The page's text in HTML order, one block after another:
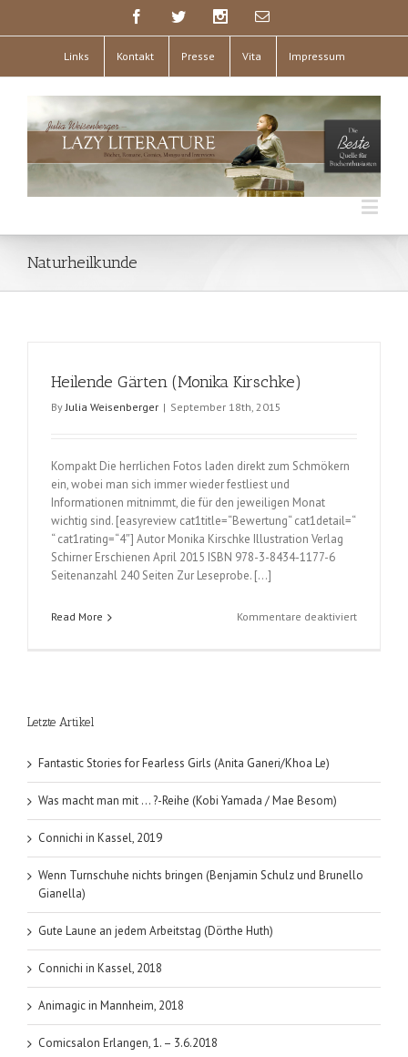
Links Kontakt Presse Vita Impressum
Naturheilkunde
Heilende Gärten (Monika Kirschke)
ByJulia Weisenberger | September 18th, 2015
Kompakt Die herrlichen Fotos laden direkt zum Schmökern
ein, wobei man sich immer wieder festliest und
Informationen mitnimmt, die für den jeweiligen Monat
wichtig sind. [easyreview cat1title=“Bewertung“ cat1detail=“
“ cat1rating=“4″] Autor Monika Kirschke Illustration Verlag
Schirner Erschienen April 2015 ISBN 978-3-8434-1177-6
Seitenanzahl 240 Seiten Zur Leseprobe. […]
Read More Kommentare deaktiviertfür
Letzte Artikel
Fantastic Stories for Fearless Girls (Anita Ganeri/Khoa Le)
Was macht man mit … ?-Reihe (Kobi Yamada / Mae Besom)
Connichi in Kassel, 2019
Wenn Turnschuhe nichts bringen (Benjamin Schulz und Brunello
Gianella)
Gute Laune an jedem Arbeitstag (Dörthe Huth)
Connichi in Kassel, 2018
Animagic in Mannheim, 2018
Comicsalon Erlangen, 1. – 3.6.2018